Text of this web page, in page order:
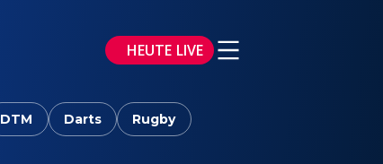
HEUTE LIVE
DTM Darts Rugby